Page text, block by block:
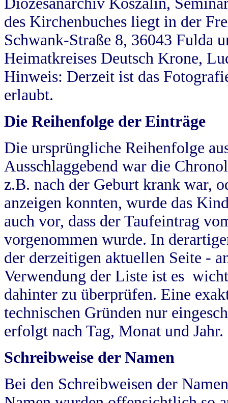
des Kirchenbuches liegt in der
Schwank-Straße 8, 36043 Fulda
Heimatkreises Deutsch Krone,
Hinweis: Derzeit ist das
erlaubt.
Die Reihenfolge der Einträge
Die ursprüngliche Reihenfolge
Ausschlaggebend war die
z.B. nach der Geburt krank war,
anzeigen konnten, wurde das
auch vor, dass der Taufeintrag
vorgenommen wurde. In
der derzeitigen aktuellen Seite -
Verwendung der Liste ist es
dahinter zu überprüfen. Eine
technischen Gründen nur
erfolgt nach Tag, Monat und Jahr.
Schreibweise der Namen
Bei den Schreibweisen der